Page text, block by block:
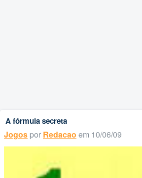
A fórmula secreta
Jogos por Redacao em 10/06/09